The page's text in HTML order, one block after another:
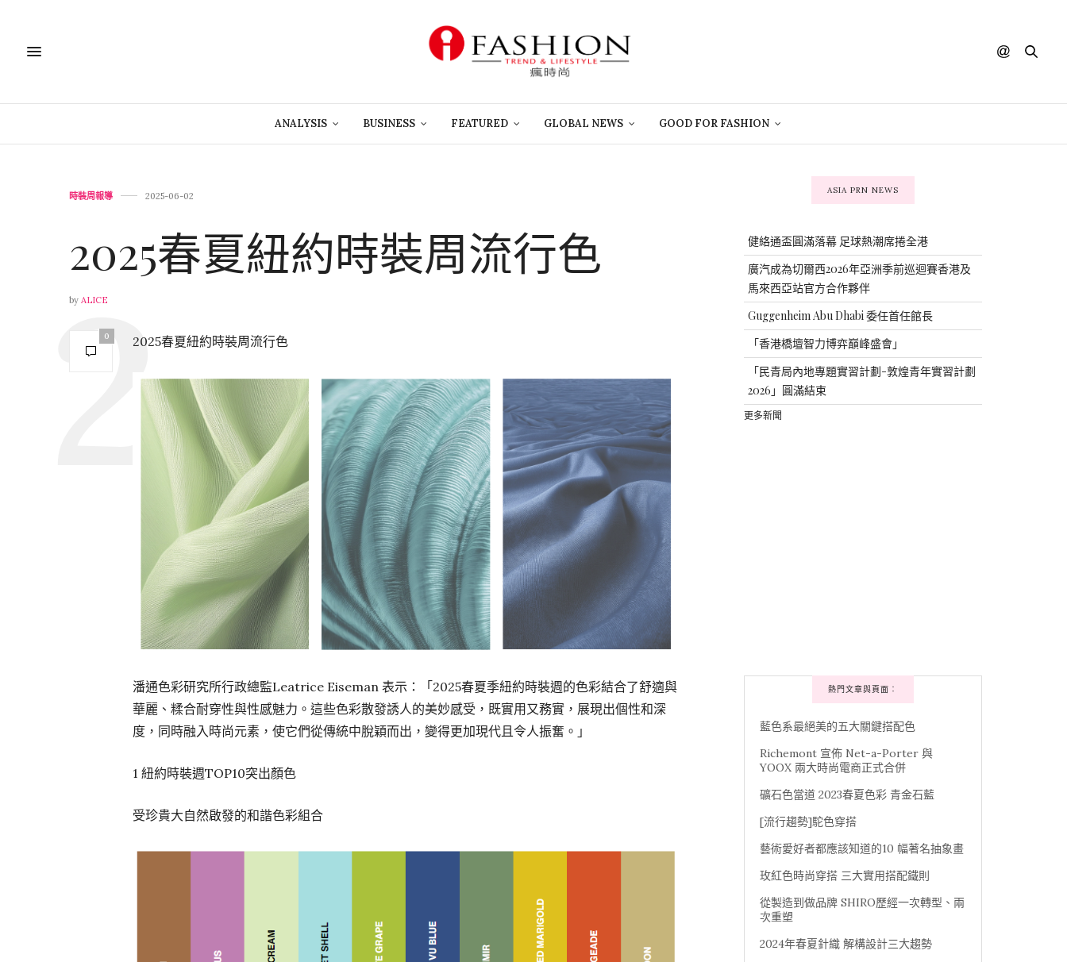
ANALYSIS BUSINESS FEATURED GLOBAL NEWS GOOD FOR FASHION
時裝周報導 2025-06-02
2025春夏紐約時裝周流行色
by ALICE
0 2025春夏紐約時裝周流行色
潘通色彩研究所行政總監Leatrice Eiseman 表示：「2025春夏季紐約時裝週的色彩結合了舒適與
華麗、糅合耐穿性與性感魅力。這些色彩散發誘人的美妙感受，既實用又務實，展現出個性和深
度，同時融入時尚元素，使它們從傳統中脫穎而出，變得更加現代且令人振奮。」
1 紐約時裝週TOP10突出顏色
受珍貴大自然啟發的和諧色彩組合
ASIA PRN NEWS
健絡通盃圓滿落幕 足球熱潮席捲全港
廣汽成為切爾西2026年亞洲季前巡迴賽香港及
馬來西亞站官方合作夥伴
Guggenheim Abu Dhabi 委任首任館長
「香港橋壇智力博弈巔峰盛會」
「民青局內地專題實習計劃-敦煌青年實習計劃
2026」圓滿結束
更多新聞
熱門文章與頁面︰
藍色系最絕美的五大關鍵搭配色
Richemont 宣佈 Net-a-Porter 與
YOOX 兩大時尚電商正式合併
礦石色當道 2023春夏色彩 青金石藍
[流行趨勢]駝色穿搭
藝術愛好者都應該知道的10 幅著名抽象畫
玫紅色時尚穿搭 三大實用搭配鐵則
從製造到做品牌 SHIRO歷經一次轉型、兩
次重塑
2024年春夏針織 解構設計三大趨勢